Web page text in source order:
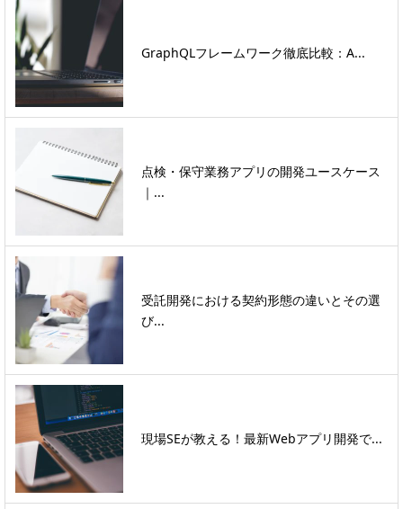
GraphQLフレームワーク徹底比較：A...
点検・保守業務アプリの開発ユースケース
｜...
受託開発における契約形態の違いとその選
び...
現場SEが教える！最新Webアプリ開発で...